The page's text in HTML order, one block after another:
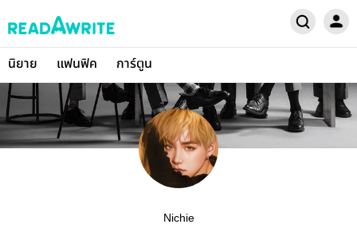
นิยาย แฟนฟิค การ์ตูน
Nichie